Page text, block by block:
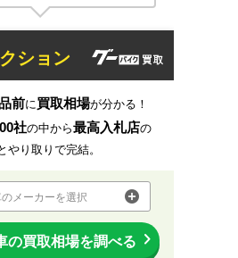
ション
前に買取相場が分かる！
社の中から最高入札店の
やり取りで完結。
メーカーを選択
の買取相場を調べる